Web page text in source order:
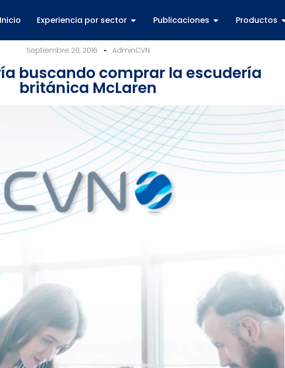
Inicio Experiencia por sector Publicaciones Productos
Septiembre 20, 2016 AdminCVN
buscando comprar la escudería
británica McLaren